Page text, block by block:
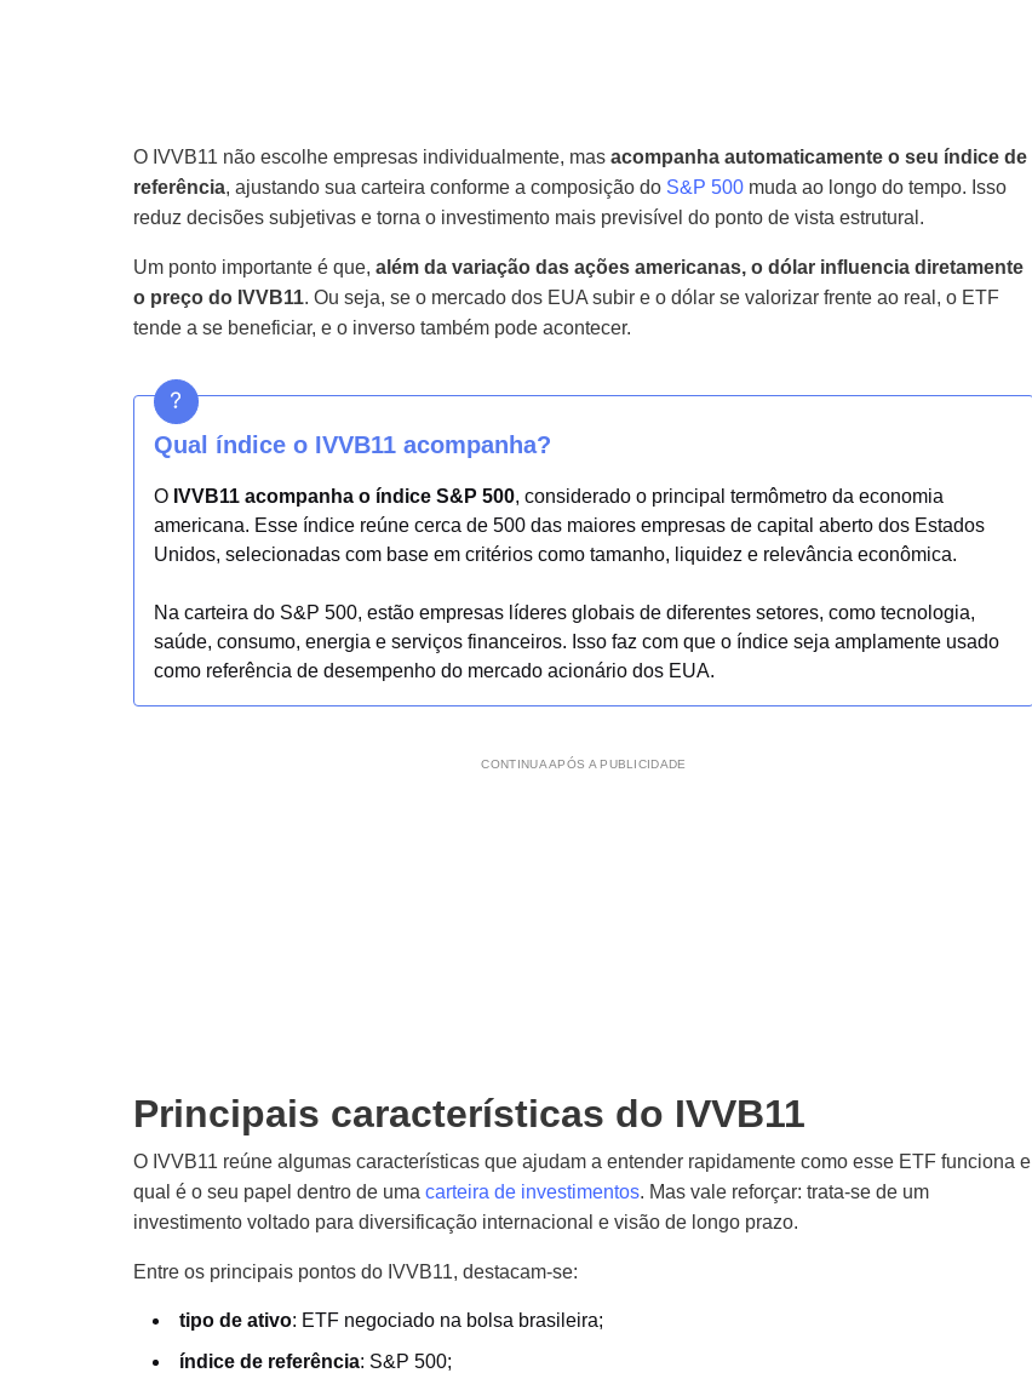
O IVVB11 não escolhe empresas individualmente, mas acompanha automaticamente o seu índice de
referência, ajustando sua carteira conforme a composição do S&P 500 muda ao longo do tempo. Isso
reduz decisões subjetivas e torna o investimento mais previsível do ponto de vista estrutural.
Um ponto importante é que, além da variação das ações americanas, o dólar influencia diretamente
o preço do IVVB11. Ou seja, se o mercado dos EUA subir e o dólar se valorizar frente ao real, o ETF
tende a se beneficiar, e o inverso também pode acontecer.
Qual índice o IVVB11 acompanha?
O IVVB11 acompanha o índice S&P 500, considerado o principal termômetro da economia
americana. Esse índice reúne cerca de 500 das maiores empresas de capital aberto dos Estados
Unidos, selecionadas com base em critérios como tamanho, liquidez e relevância econômica.
Na carteira do S&P 500, estão empresas líderes globais de diferentes setores, como tecnologia,
saúde, consumo, energia e serviços financeiros. Isso faz com que o índice seja amplamente usado
como referência de desempenho do mercado acionário dos EUA.
CONTINUA APÓS A PUBLICIDADE
Principais características do IVVB11
O IVVB11 reúne algumas características que ajudam a entender rapidamente como esse ETF funciona e
qual é o seu papel dentro de uma carteira de investimentos. Mas vale reforçar: trata-se de um
investimento voltado para diversificação internacional e visão de longo prazo.
Entre os principais pontos do IVVB11, destacam-se:
tipo de ativo: ETF negociado na bolsa brasileira;
índice de referência: S&P 500;